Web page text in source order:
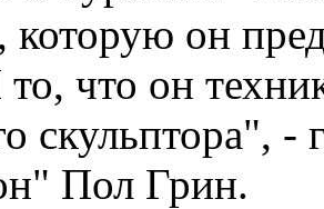
которую он
что он
скульптора", -
Пол Грин.